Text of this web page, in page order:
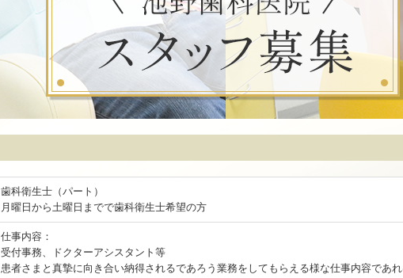
歯科衛生士（パート）
月曜日から土曜日までで歯科衛生士希望の方
仕事内容：
受付事務、ドクターアシスタント等
患者さまと真摯に向き合い納得されるであろう業務をしてもらえる様な仕事内容であ